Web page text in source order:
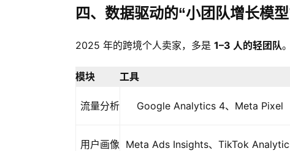
四、数据驱动的“小团队增长模
2025 年的跨境个人卖家，多是 1–3 人的轻团队
模块 工具
流量分析 Google Analytics 4、Meta Pixel
用户画像 Meta Ads Insights、TikTok